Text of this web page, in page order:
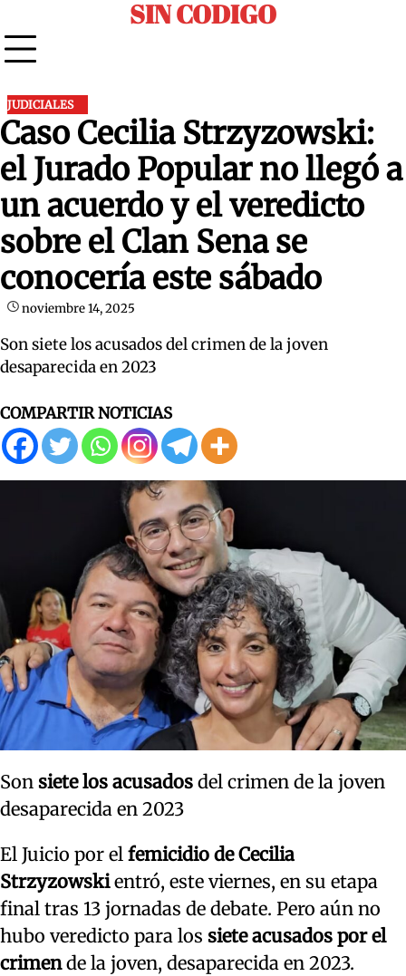
to
content
SIN CODIGO
JUDICIALES
Caso Cecilia Strzyzowski:
el Jurado Popular no llegó a
un acuerdo y el veredicto
sobre el Clan Sena se
conocería este sábado
noviembre 14, 2025
Son siete los acusados del crimen de la joven
desaparecida en 2023
COMPARTIR NOTICIAS
Son siete los acusados del crimen de la joven
desaparecida en 2023
El Juicio por el femicidio de Cecilia
Strzyzowskientró, este viernes, en su etapa
final tras 13 jornadas de debate. Pero aún no
hubo veredicto para los siete acusados por el
crimende la joven, desaparecida en 2023.